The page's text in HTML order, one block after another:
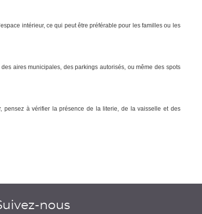
intérieur, ce qui peut être préférable pour les familles ou les
aires municipales, des parkings autorisés, ou même des spots
pensez à vérifier la présence de la literie, de la vaisselle et des
nous